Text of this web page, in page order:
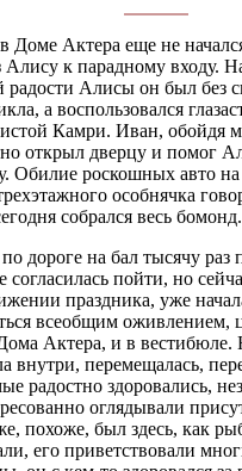
Доме Актера еще не
Алису к парадному входу.
радости Алисы он был без
а воспользовался
Камри. Иван, обойдя
открыл дверцу и помог
Обилие роскошных авто на
особнячка
собрался весь бомонд.
дороге на бал тысячу раз
согласилась пойти, но
праздника, уже
всеобщим
Актера, и в вестибюле.
внутри, перемещалась,
радостно здоровались,
оглядывали
похоже, был здесь, как
его приветствовали